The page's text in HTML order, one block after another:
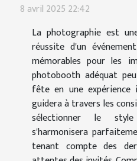
8 avril 2025 22:42
La photographie est
réussite d'un
mémorables pour les
photobooth adéquat
fête en une expérience
guidera à travers les
sélectionner le
s'harmonisera
tenant compte des